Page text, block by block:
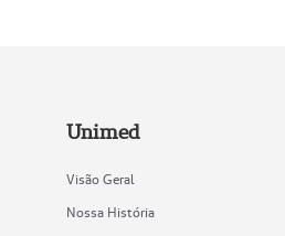
Unimed
Visão Geral
Nossa História